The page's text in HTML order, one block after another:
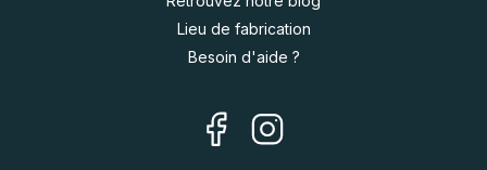
Lieu de fabrication
Besoin d'aide ?